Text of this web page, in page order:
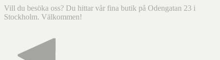
Vill du besöka oss? Du hittar vår fina butik på Odengatan 23 i
Stockholm. Välkommen!